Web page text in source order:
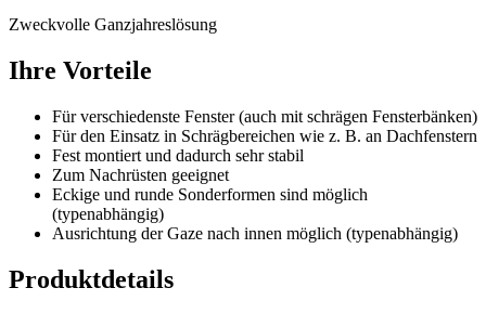
Zweckvolle Ganzjahreslösung
Ihre Vorteile
Für verschiedenste Fenster (auch mit schrägen Fensterbänken)
Für den Einsatz in Schrägbereichen wie z. B. an Dachfenstern
Fest montiert und dadurch sehr stabil
Zum Nachrüsten geeignet
Eckige und runde Sonderformen sind möglich
(typenabhängig)
Ausrichtung der Gaze nach innen möglich (typenabhängig)
Produktdetails